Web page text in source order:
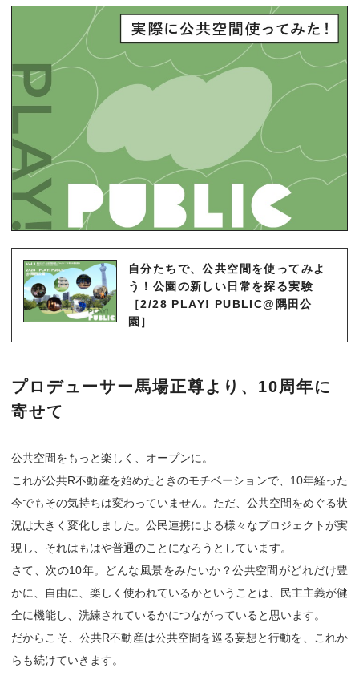
自分たちで、公共空間を使ってみよ
う！公園の新しい日常を探る実験
［2/28 PLAY! PUBLIC@隅田公
園］
プロデューサー馬場正尊より、10周年に
寄せて
公共空間をもっと楽しく、オープンに。
これが公共R不動産を始めたときのモチベーションで、10年経った
今でもその気持ちは変わっていません。ただ、公共空間をめぐる状
況は大きく変化しました。公民連携による様々なプロジェクトが実
現し、それはもはや普通のことになろうとしています。
さて、次の10年。どんな風景をみたいか？公共空間がどれだけ豊
かに、自由に、楽しく使われているかということは、民主主義が健
全に機能し、洗練されているかにつながっていると思います。
だからこそ、公共R不動産は公共空間を巡る妄想と行動を、これか
らも続けていきます。